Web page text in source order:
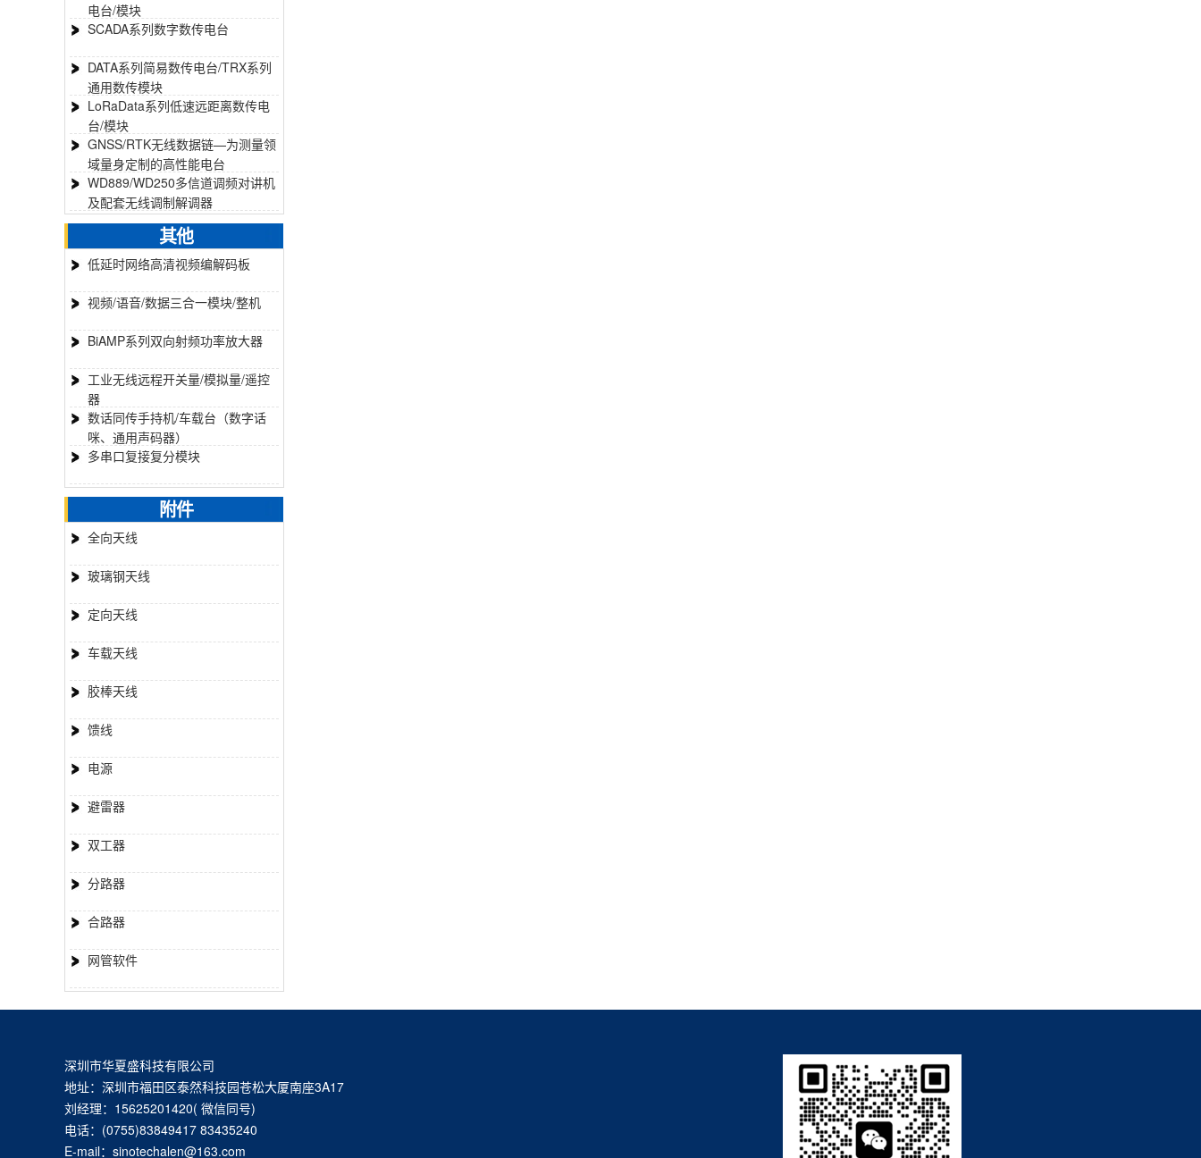
电台/模块
SCADA系列数字数传电台
DATA系列简易数传电台/TRX系列
通用数传模块
LoRaData系列低速远距离数传电
台/模块
GNSS/RTK无线数据链—为测量领
域量身定制的高性能电台
WD889/WD250多信道调频对讲机
及配套无线调制解调器
其他
低延时网络高清视频编解码板
视频/语音/数据三合一模块/整机
BiAMP系列双向射频功率放大器
工业无线远程开关量/模拟量/遥控
器
数话同传手持机/车载台（数字话
咪、通用声码器）
多串口复接复分模块
附件
全向天线
玻璃钢天线
定向天线
车载天线
胶棒天线
馈线
电源
避雷器
双工器
分路器
合路器
网管软件
深圳市华夏盛科技有限公司
地址：深圳市福田区泰然科技园苍松大厦南座3A17
刘经理：15625201420( 微信同号)
电话：(0755)83849417 83435240
E-mail：sinotechalen@163.com